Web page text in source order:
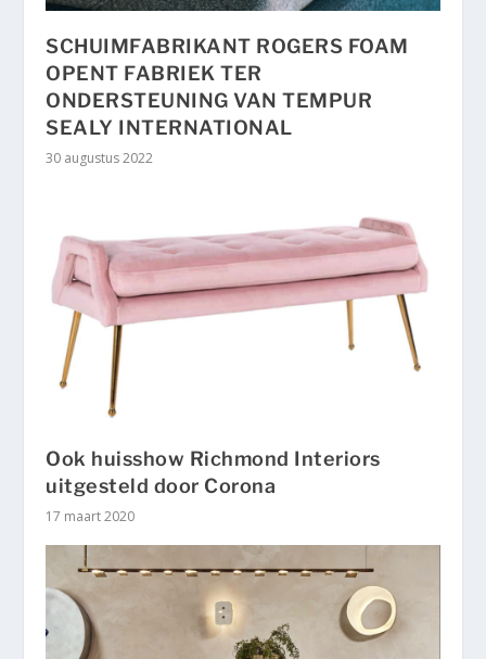
SCHUIMFABRIKANT ROGERS FOAM
OPENT FABRIEK TER
ONDERSTEUNING VAN TEMPUR
SEALY INTERNATIONAL
30 augustus 2022
Ook huisshow Richmond Interiors
uitgesteld door Corona
17 maart 2020